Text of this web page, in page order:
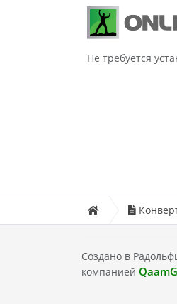
Не требуется
Создано в
компанией